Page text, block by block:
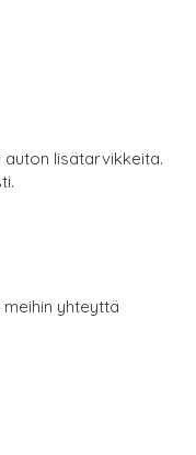
lisätarvikkeita.
yhteyttä